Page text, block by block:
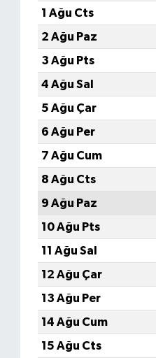
1 Ağu Cts
2 Ağu Paz
3 Ağu Pts
4 Ağu Sal
5 Ağu Çar
6 Ağu Per
7 Ağu Cum
8 Ağu Cts
9 Ağu Paz
10 Ağu Pts
11 Ağu Sal
12 Ağu Çar
13 Ağu Per
14 Ağu Cum
15 Ağu Cts